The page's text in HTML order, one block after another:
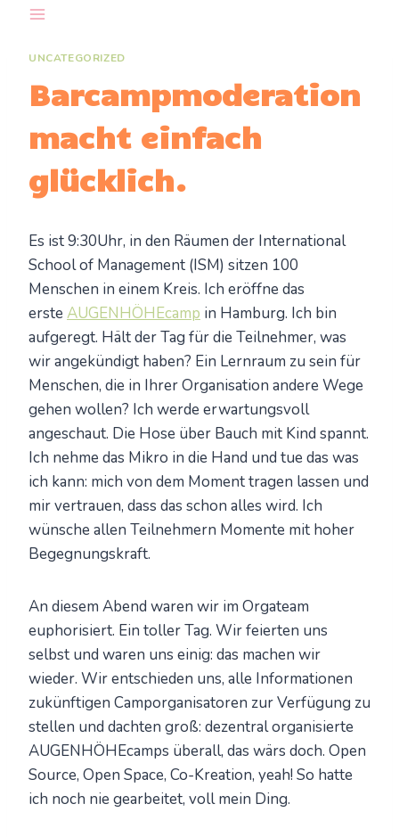
springenUNCATEGORIZED
Barcampmoderation
macht einfach
glücklich.
Es ist 9:30Uhr, in den Räumen der International
School of Management (ISM) sitzen 100
Menschen in einem Kreis. Ich eröffne das
erste AUGENHÖHEcamp in Hamburg. Ich bin
aufgeregt. Hält der Tag für die Teilnehmer, was
wir angekündigt haben? Ein Lernraum zu sein für
Menschen, die in Ihrer Organisation andere Wege
gehen wollen? Ich werde erwartungsvoll
angeschaut. Die Hose über Bauch mit Kind spannt.
Ich nehme das Mikro in die Hand und tue das was
ich kann: mich von dem Moment tragen lassen und
mir vertrauen, dass das schon alles wird. Ich
wünsche allen Teilnehmern Momente mit hoher
Begegnungskraft.
An diesem Abend waren wir im Orgateam
euphorisiert. Ein toller Tag. Wir feierten uns
selbst und waren uns einig: das machen wir
wieder. Wir entschieden uns, alle Informationen
zukünftigen Camporganisatoren zur Verfügung zu
stellen und dachten groß: dezentral organisierte
AUGENHÖHEcamps überall, das wärs doch. Open
Source, Open Space, Co-Kreation, yeah! So hatte
ich noch nie gearbeitet, voll mein Ding.